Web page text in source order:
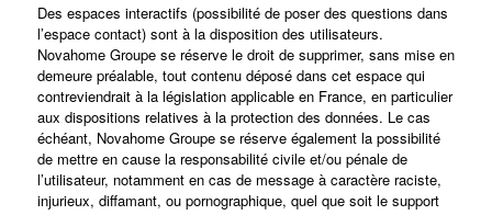
Des espaces interactifs (possibilité de poser des questions dans
l’espace contact) sont à la disposition des utilisateurs.
Novahome Groupe se réserve le droit de supprimer, sans mise en
demeure préalable, tout contenu déposé dans cet espace qui
contreviendrait à la législation applicable en France, en particulier
aux dispositions relatives à la protection des données. Le cas
échéant, Novahome Groupe se réserve également la possibilité
de mettre en cause la responsabilité civile et/ou pénale de
l’utilisateur, notamment en cas de message à caractère raciste,
injurieux, diffamant, ou pornographique, quel que soit le support